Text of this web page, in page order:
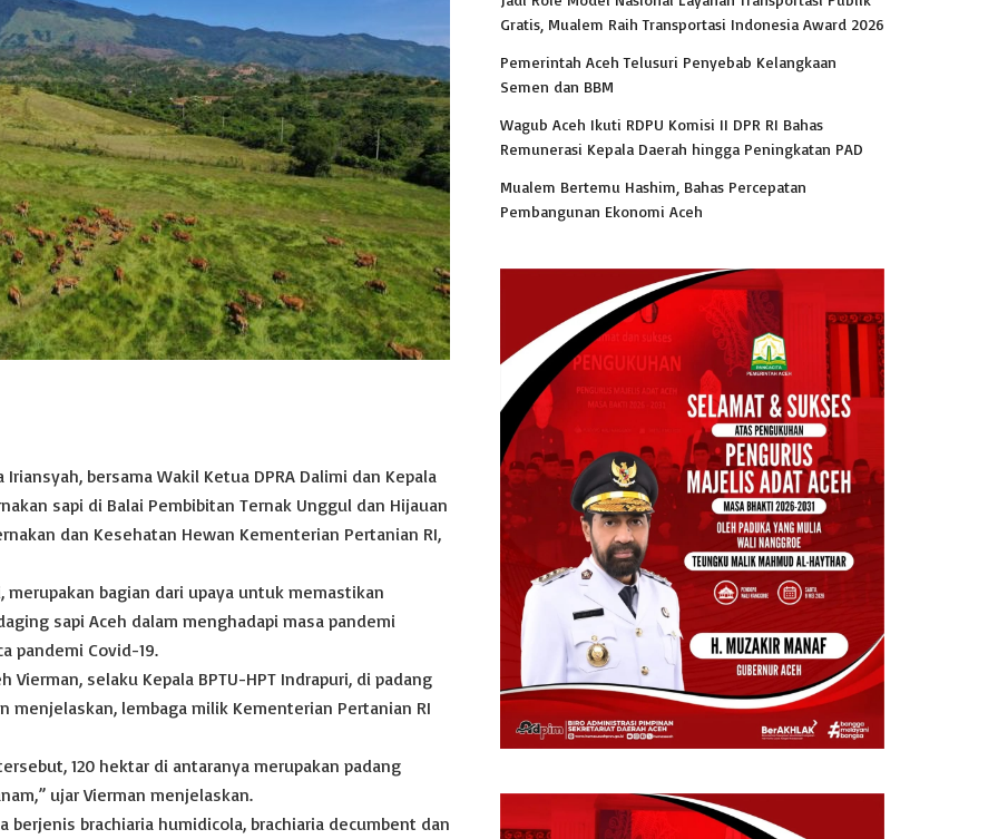
bersama Wakil Ketua DPRA Dalimi dan Kepala
sapi di Balai Pembibitan Ternak Unggul dan Hijauan
dan Kesehatan Hewan Kementerian Pertanian RI,
merupakan bagian dari upaya untuk memastikan
sapi Aceh dalam menghadapi masa pandemi
pandemi Covid-19.
selaku Kepala BPTU-HPT Indrapuri, di padang
menjelaskan, lembaga milik Kementerian Pertanian RI
120 hektar di antaranya merupakan padang
ujar Vierman menjelaskan.
berjenis brachiaria humidicola, brachiaria decumbent dan
Gratis, Mualem Raih Transportasi Indonesia Award 2026
Pemerintah Aceh Telusuri Penyebab Kelangkaan
Semen dan BBM
Wagub Aceh Ikuti RDPU Komisi II DPR RI Bahas
Remunerasi Kepala Daerah hingga Peningkatan PAD
Mualem Bertemu Hashim, Bahas Percepatan
Pembangunan Ekonomi Aceh